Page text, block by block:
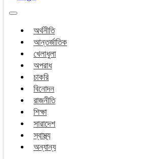
Toggle
অর্থনীতি
আন্তর্জাতিক
খেলাধুলা
অপরাধ
চাকরি
বিনোদন
রাজনীতি
শিক্ষা
সারাদেশ
স্বাস্থ্য
অন্যান্য